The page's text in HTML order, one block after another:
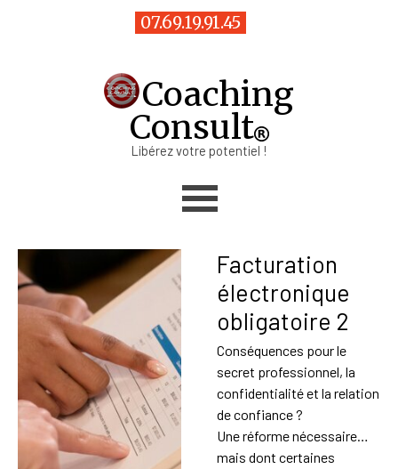
07.69.19.91.45
Coaching
Consult
Libérez votre potentiel !
Facturation
électronique
obligatoire 2
Conséquences pour le
secret professionnel, la
confidentialité et la relation
de confiance ?
Une réforme nécessaire…
mais dont certaines